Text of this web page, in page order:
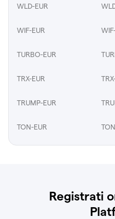
WLD-EUR
WIF-EUR
TURBO-EUR
TRX-EUR
TRUMP-EUR
TON-EUR
Registrati